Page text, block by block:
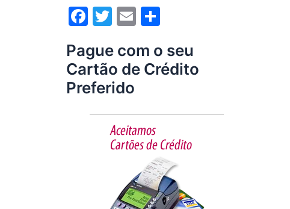
F
c
e
b
o
T
itt
er
E
ai
l
ar
e
Pague com o seu
Cartão de Crédito
Preferido